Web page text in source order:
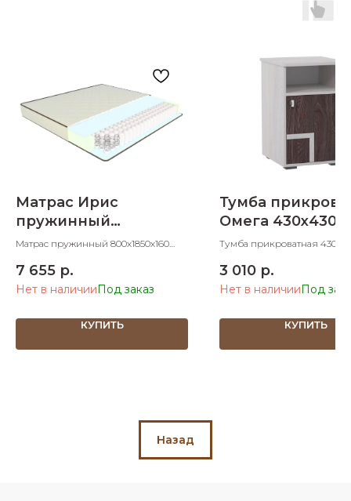
Матрас Ирис
пружинный
800х1850х160
Матрас пружинный 800х1850х160
7 655 р.
Нет в наличии
КУПИТЬ
Тумба
Омега
Тумба прикроватная
3 010 р.
Нет в наличии
КУПИТЬ
Назад